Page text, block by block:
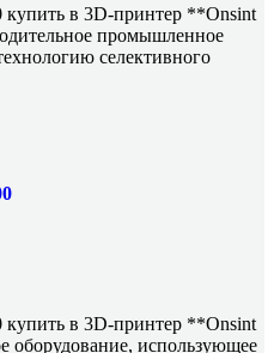
в 3D-принтер **Onsint
промышленное
селективного
в 3D-принтер **Onsint
использующее